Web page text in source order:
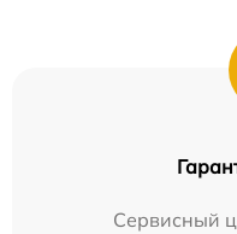
Сервисный